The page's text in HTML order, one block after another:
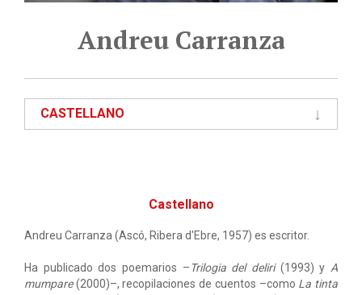
Andreu Carranza
CASTELLANO
Castellano
Andreu Carranza (Ascó, Ribera d'Ebre, 1957) es escritor.
Ha publicado dos poemarios –Trilogia del deliri(1993) y A
mumpare(2000)–, recopilaciones de cuentos –como La tinta